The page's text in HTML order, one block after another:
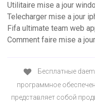
Utilitaire mise a jour
Telecharger mise a jour
Fifa ultimate team web
Comment faire mise a
Бесплатные
программное
представляет собой